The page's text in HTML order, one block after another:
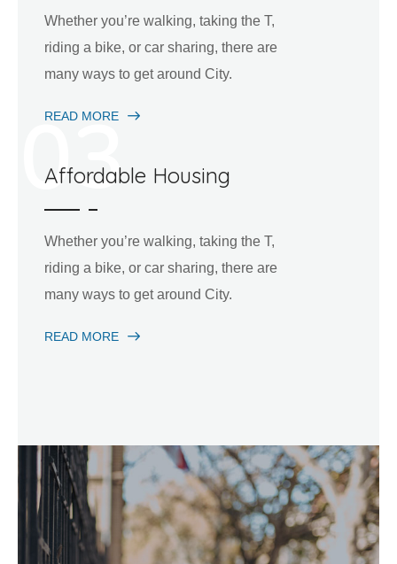
Whether you’re walking, taking the T,
riding a bike, or car sharing, there are
many ways to get around City.
READ MORE
03
Affordable Housing
Whether you’re walking, taking the T,
riding a bike, or car sharing, there are
many ways to get around City.
READ MORE